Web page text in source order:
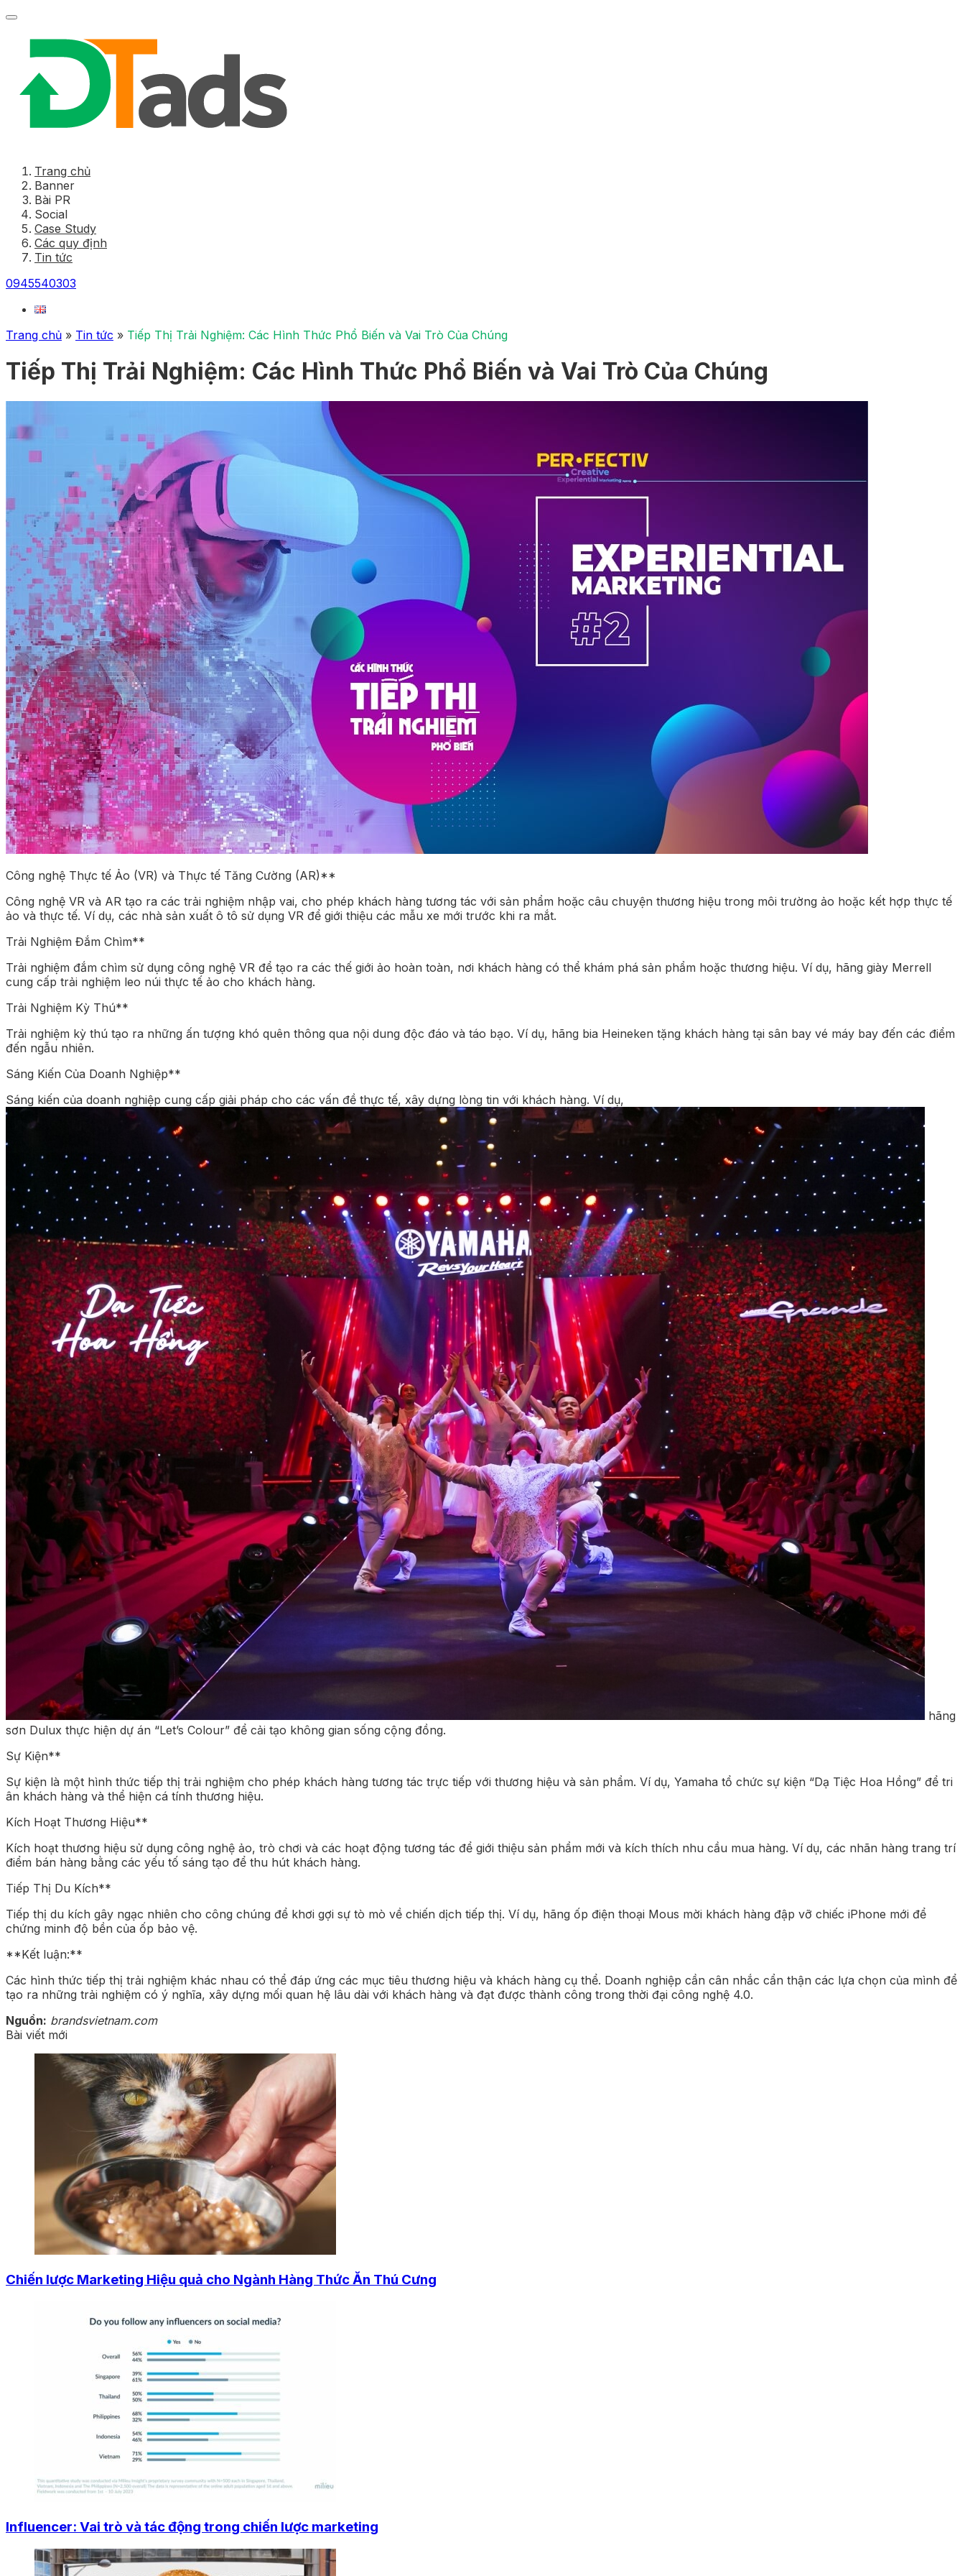
Trang chủ
Banner
Bài PR
Social
Case Study
Các quy định
Tin tức
0945540303
Trang chủ » Tin tức » Tiếp Thị Trải Nghiệm: Các Hình Thức Phổ Biến và Vai Trò Của Chúng
Tiếp Thị Trải Nghiệm: Các Hình Thức Phổ Biến và Vai Trò Của Chúng
Công nghệ Thực tế Ảo (VR) và Thực tế Tăng Cường (AR)**
Công nghệ VR và AR tạo ra các trải nghiệm nhập vai, cho phép khách hàng tương tác với sản phẩm hoặc câu chuyện thương hiệu trong môi trường ảo hoặc kết hợp thực tế
ảo và thực tế. Ví dụ, các nhà sản xuất ô tô sử dụng VR để giới thiệu các mẫu xe mới trước khi ra mắt.
Trải Nghiệm Đắm Chìm**
Trải nghiệm đắm chìm sử dụng công nghệ VR để tạo ra các thế giới ảo hoàn toàn, nơi khách hàng có thể khám phá sản phẩm hoặc thương hiệu. Ví dụ, hãng giày Merrell
cung cấp trải nghiệm leo núi thực tế ảo cho khách hàng.
Trải Nghiệm Kỳ Thú**
Trải nghiệm kỳ thú tạo ra những ấn tượng khó quên thông qua nội dung độc đáo và táo bạo. Ví dụ, hãng bia Heineken tặng khách hàng tại sân bay vé máy bay đến các điểm
đến ngẫu nhiên.
Sáng Kiến Của Doanh Nghiệp**
Sáng kiến của doanh nghiệp cung cấp giải pháp cho các vấn đề thực tế, xây dựng lòng tin với khách hàng. Ví dụ,
hãng
sơn Dulux thực hiện dự án “Let’s Colour” để cải tạo không gian sống cộng đồng.
Sự Kiện**
Sự kiện là một hình thức tiếp thị trải nghiệm cho phép khách hàng tương tác trực tiếp với thương hiệu và sản phẩm. Ví dụ, Yamaha tổ chức sự kiện “Dạ Tiệc Hoa Hồng” để tri
ân khách hàng và thể hiện cá tính thương hiệu.
Kích Hoạt Thương Hiệu**
Kích hoạt thương hiệu sử dụng công nghệ ảo, trò chơi và các hoạt động tương tác để giới thiệu sản phẩm mới và kích thích nhu cầu mua hàng. Ví dụ, các nhãn hàng trang trí
điểm bán hàng bằng các yếu tố sáng tạo để thu hút khách hàng.
Tiếp Thị Du Kích**
Tiếp thị du kích gây ngạc nhiên cho công chúng để khơi gợi sự tò mò về chiến dịch tiếp thị. Ví dụ, hãng ốp điện thoại Mous mời khách hàng đập vỡ chiếc iPhone mới để
chứng minh độ bền của ốp bảo vệ.
**Kết luận:**
Các hình thức tiếp thị trải nghiệm khác nhau có thể đáp ứng các mục tiêu thương hiệu và khách hàng cụ thể. Doanh nghiệp cần cân nhắc cẩn thận các lựa chọn của mình để
tạo ra những trải nghiệm có ý nghĩa, xây dựng mối quan hệ lâu dài với khách hàng và đạt được thành công trong thời đại công nghệ 4.0.
Nguồn: brandsvietnam.com
Bài viết mới
Chiến lược Marketing Hiệu quả cho Ngành Hàng Thức Ăn Thú Cưng
Influencer: Vai trò và tác động trong chiến lược marketing